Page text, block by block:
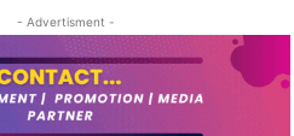
- Advertisment -